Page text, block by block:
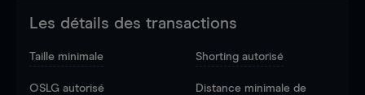
Les détails des transactions
Taille minimale Shorting autorisé
OSLG autorisé
Distance minimale de